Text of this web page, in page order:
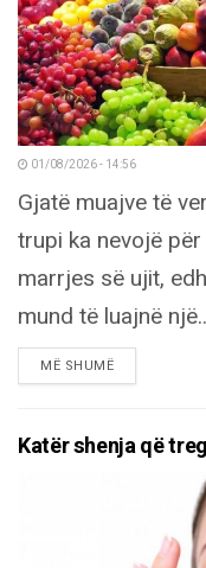
01/08/2026 - 14:56
Gjatë muajve të
trupi ka nevojë
marrjes së ujit,
mund të luajnë
MË SHUMËDETAILS
Katër shenja që